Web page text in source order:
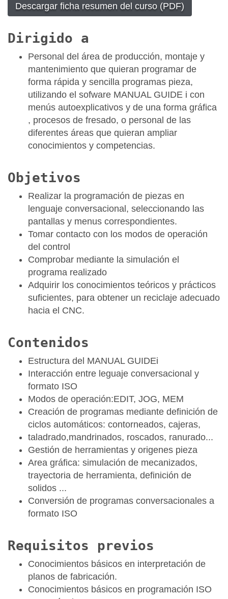
Descargar ficha resumen del curso (PDF)
Dirigido a
Personal del área de producción, montaje y
mantenimiento que quieran programar de
forma rápida y sencilla programas pieza,
utilizando el sofware MANUAL GUIDE i con
menús autoexplicativos y de una forma gráfica
, procesos de fresado, o personal de las
diferentes áreas que quieran ampliar
conocimientos y competencias.
Objetivos
Realizar la programación de piezas en
lenguaje conversacional, seleccionando las
pantallas y menus correspondientes.
Tomar contacto con los modos de operación
del control
Comprobar mediante la simulación el
programa realizado
Adquirir los conocimientos teóricos y prácticos
suficientes, para obtener un reciclaje adecuado
hacia el CNC.
Contenidos
Estructura del MANUAL GUIDEi
Interacción entre leguaje conversacional y
formato ISO
Modos de operación:EDIT, JOG, MEM
Creación de programas mediante definición de
ciclos automáticos: contorneados, cajeras,
taladrado,mandrinados, roscados, ranurado...
Gestión de herramientas y origenes pieza
Area gráfica: simulación de mecanizados,
trayectoria de herramienta, definición de
solidos ...
Conversión de programas conversacionales a
formato ISO
Requisitos previos
Conocimientos básicos en interpretación de
planos de fabricación.
Conocimientos básicos en programación ISO